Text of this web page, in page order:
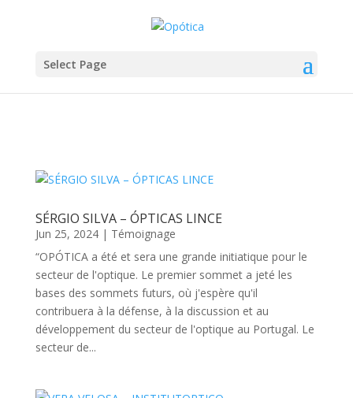
Select Page
SÉRGIO SILVA – ÓPTICAS LINCE
Jun 25, 2024| Témoignage
“OPÓTICA a été et sera une grande initiatique pour le
secteur de l'optique. Le premier sommet a jeté les
bases des sommets futurs, où j'espère qu'il
contribuera à la défense, à la discussion et au
développement du secteur de l'optique au Portugal. Le
secteur de...